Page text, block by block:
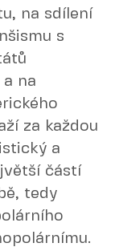
na sdílení
s
na
za každou
a
částí
tedy